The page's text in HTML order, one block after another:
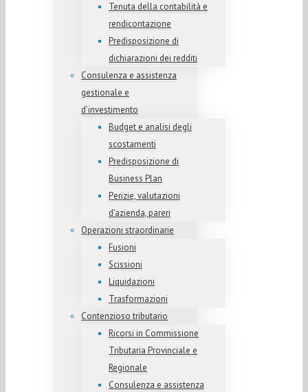
Tenuta della contabilità e
rendicontazione
Predisposizione di
dichiarazioni dei redditi
Consulenza e assistenza
gestionale e
d’investimento
Budget e analisi degli
scostamenti
Predisposizione di
Business Plan
Perizie, valutazioni
d’azienda, pareri
Operazioni straordinarie
Fusioni
Scissioni
Liquidazioni
Trasformazioni
Contenzioso tributario
Ricorsi in Commissione
Tributaria Provinciale e
Regionale
Consulenza e assistenza